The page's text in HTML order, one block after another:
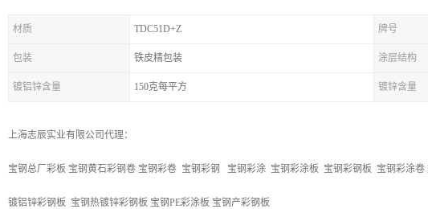
材质 TDC51D+Z 牌号
包装 铁皮精包装 涂层结构
镀铝锌含量 150克每平方 镀锌含量
上海志辰实业有限公司代理：
宝钢总厂彩板 宝钢黄石彩钢卷 宝钢彩卷 宝钢彩钢 宝钢彩涂 宝钢彩涂板 宝钢彩钢板 宝钢彩涂
镀铝锌彩钢板 宝钢热镀锌彩钢板 宝钢PE彩涂板 宝钢产彩钢板